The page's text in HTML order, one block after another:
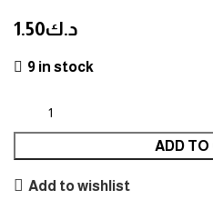
د.ك1.50
9 in stock
ADD TO
Add to wishlist